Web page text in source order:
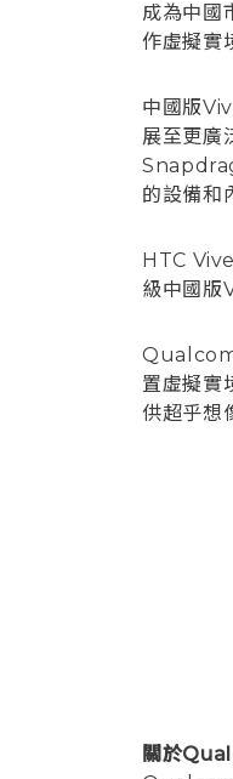
成為中國
作虛擬實
中國版
展至更廣
的設備和
HTC
級中國版
置虛擬實
供超乎想
關於